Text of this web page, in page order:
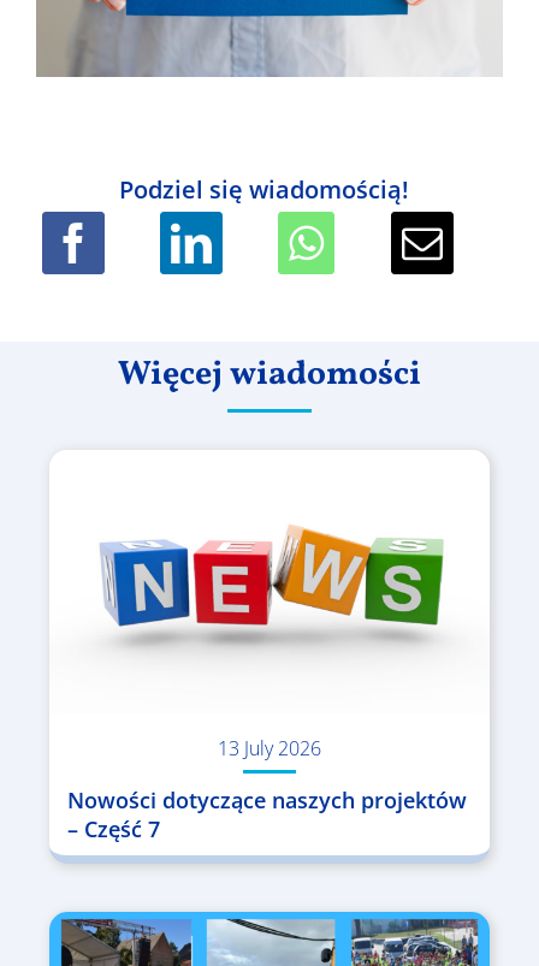
Podziel się wiadomością!
Więcej wiadomości
13 July 2026
Nowości dotyczące naszych projektów
– Część 7